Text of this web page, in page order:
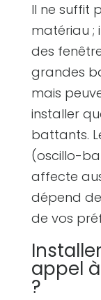
Il ne suffit
matériau ;
des
grandes
mais
installer
battants.
(oscillo-
affecte
dépend
de vos
appel
?